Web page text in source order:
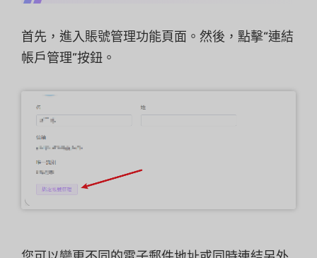
首先，進入賬號管理功能頁面。然後，點擊“連結
帳戶管理”按鈕。